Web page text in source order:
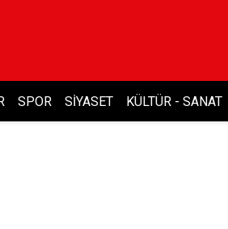
SPOR SIYASET KÜLTÜR - SANAT